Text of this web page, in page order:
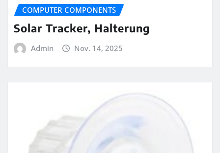
COMPUTER COMPONENTS
Solar Tracker, Halterung
Admin Nov. 14, 2025